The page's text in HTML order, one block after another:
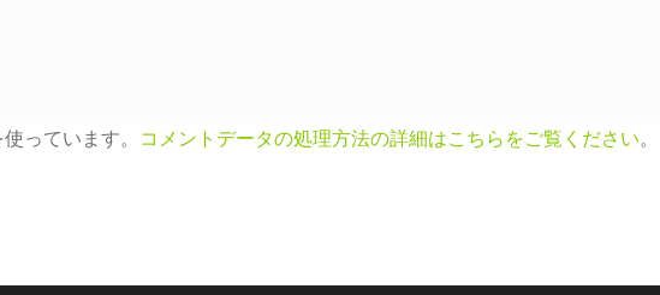
っています。 コメントデータの処理方法の詳細はこちらをご覧ください。